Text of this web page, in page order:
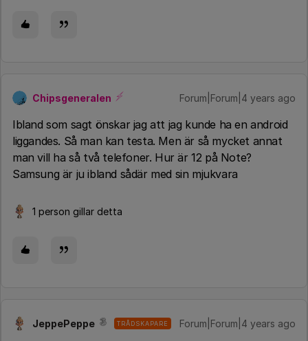
Chipsgeneralen Forum|Forum|4 years ago
Ibland som sagt önskar jag att jag kunde ha en android
liggandes. Så man kan testa. Men är så mycket annat
man vill ha så två telefoner. Hur är 12 på Note?
Samsung är ju ibland sådär med sin mjukvara
1 person gillar detta
JeppePeppe TRÅDSKAPARE Forum|Forum|4 years ago